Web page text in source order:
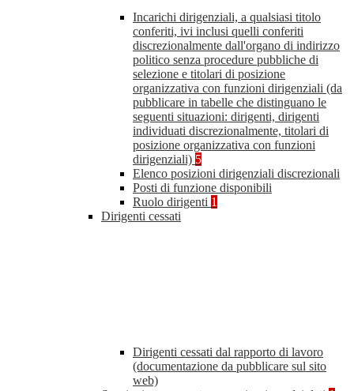
Incarichi dirigenziali, a qualsiasi titolo
conferiti, ivi inclusi quelli conferiti
discrezionalmente dall'organo di indirizzo
politico senza procedure pubbliche di
selezione e titolari di posizione
organizzativa con funzioni dirigenziali (da
pubblicare in tabelle che distinguano le
seguenti situazioni: dirigenti, dirigenti
individuati discrezionalmente, titolari di
posizione organizzativa con funzioni
dirigenziali) 5
Elenco posizioni dirigenziali discrezionali
Posti di funzione disponibili
Ruolo dirigenti 1
Dirigenti cessati
Dirigenti cessati dal rapporto di lavoro
(documentazione da pubblicare sul sito
web)